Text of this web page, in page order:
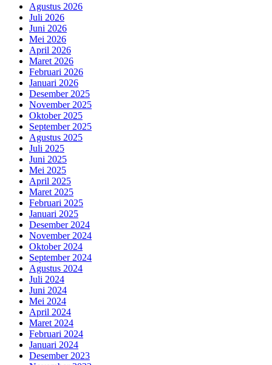
Agustus 2026
Juli 2026
Juni 2026
Mei 2026
April 2026
Maret 2026
Februari 2026
Januari 2026
Desember 2025
November 2025
Oktober 2025
September 2025
Agustus 2025
Juli 2025
Juni 2025
Mei 2025
April 2025
Maret 2025
Februari 2025
Januari 2025
Desember 2024
November 2024
Oktober 2024
September 2024
Agustus 2024
Juli 2024
Juni 2024
Mei 2024
April 2024
Maret 2024
Februari 2024
Januari 2024
Desember 2023